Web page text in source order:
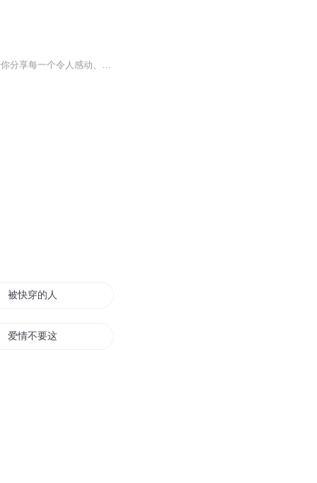
hi，不同的城市相同的你。今天过得好吗？ 在曼曼的世界里，没有烦恼，没有悲伤。 曼曼陪你分享每一个令人感动、幸福、快乐的瞬间。 期待您的聆听。
被快穿的人你伤不起
爱情不要这么伤